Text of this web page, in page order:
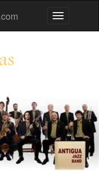
Toggle